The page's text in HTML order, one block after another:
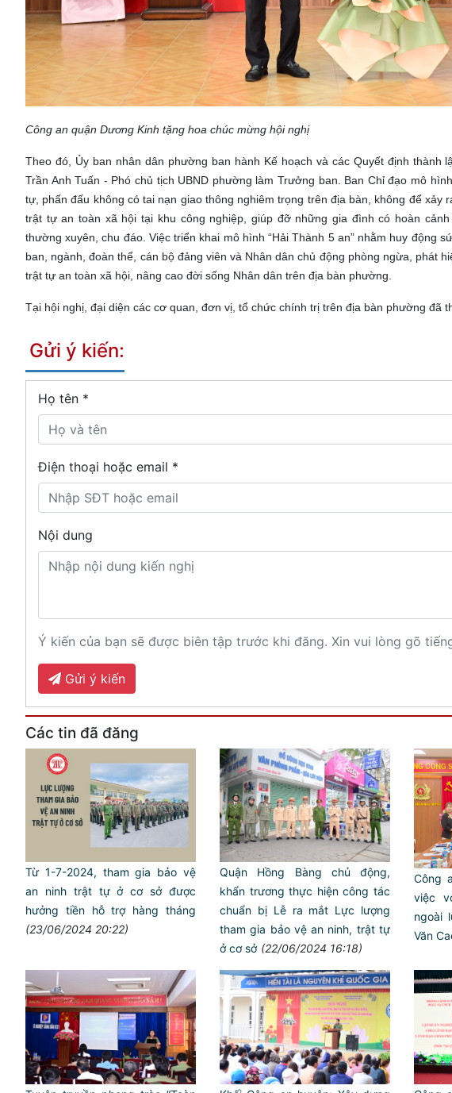
Công an quận Dương Kinh tặng hoa chúc mừng hội nghị
Theo đó, Ủy ban nhân dân phường ban hành Kế hoạch và các Quyết định thành
Trần Anh Tuấn - Phó chủ tịch UBND phường làm Trưởng ban. Ban Chỉ đạo mô
tự, phấn đấu không có tai nạn giao thông nghiêm trọng trên địa bàn, không để
trật tự an toàn xã hội tại khu công nghiệp, giúp đỡ những gia đình có hoàn
thường xuyên, chu đáo. Việc triển khai mô hình “Hải Thành 5 an” nhằm huy động
ban, ngành, đoàn thể, cán bộ đảng viên và Nhân dân chủ động phòng ngừa, phát
trật tự an toàn xã hội, nâng cao đời sống Nhân dân trên địa bàn phường.
Tại hội nghị, đại diện các cơ quan, đơn vị, tổ chức chính trị trên địa bàn phường đã
Gửi ý kiến:
Họ tên *
Điện thoại hoặc email *
Nội dung
Ý kiến của bạn sẽ được biên tập trước khi đăng. Xin vui lòng gõ
Gửi ý kiến
Các tin đã đăng
Từ 1-7-2024, tham gia bảo vệ
an ninh trật tự ở cơ sở được
hưởng tiền hỗ trợ hàng tháng
(23/06/2024 20:22)
Quận Hồng Bàng chủ động,
khẩn trương thực hiện công tác
chuẩn bị Lễ ra mắt Lực lượng
tham gia bảo vệ an ninh, trật tự
ở cơ sở (22/06/2024 16:18)
Công
việc
ngoài
Văn